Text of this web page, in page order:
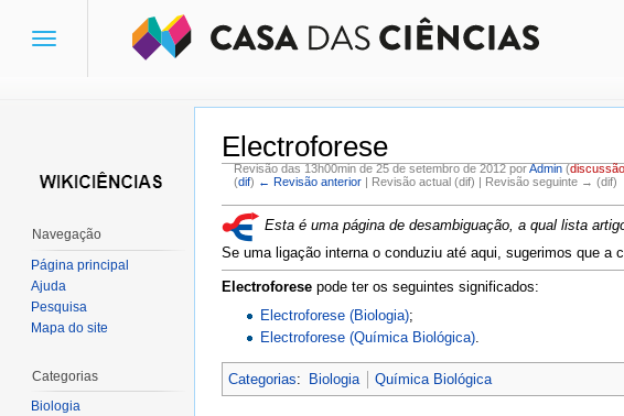
Electroforese
Revisão das 13h00min de 25 de setembro de 2012 porAdmin (discussão
(dif) ← Revisão anterior| Revisão actual (dif) | Revisão seguinte → (dif)
Esta é uma página de desambiguação, a qual lista
Se uma ligação interna o conduziu até aqui, sugerimos que a
Electroforese pode ter os seguintes significados:
Electroforese (Biologia);
Electroforese (Química Biológica)
Categorias: Biologia Química Biológica
Toggle
Navegação
Página principal
Ajuda
Pesquisa
Mapa do site
Categorias
Biologia